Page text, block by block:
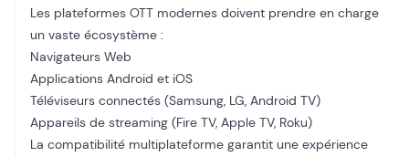
Les plateformes OTT modernes doivent prendre en charge
un vaste écosystème :
Navigateurs Web
Applications Android et iOS
Téléviseurs connectés (Samsung, LG, Android TV)
Appareils de streaming (Fire TV, Apple TV, Roku)
La compatibilité multiplateforme garantit une expérience